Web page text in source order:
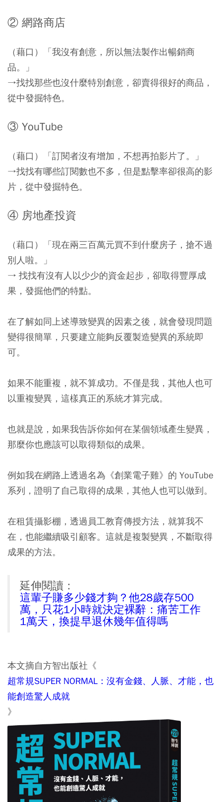
② 網路商店
（藉口）「我沒有創意，所以無法製作出暢銷商
品。」
→找找那些也沒什麼特別創意，卻賣得很好的商品，
從中發掘特色。
③ YouTube
（藉口）「訂閱者沒有增加，不想再拍影片了。」
→找找有哪些訂閱數也不多，但是點擊率卻很高的影
片，從中發掘特色。
④ 房地產投資
（藉口）「現在兩三百萬元買不到什麼房子，搶不過
別人啦。」
→ 找找有沒有人以少少的資金起步，卻取得豐厚成
果，發掘他們的特點。
在了解如同上述導致變異的因素之後，就會發現問題
變得很簡單，只要建立能夠反覆製造變異的系統即
可。
如果不能重複，就不算成功。不僅是我，其他人也可
以重複變異，這樣真正的系統才算完成。
也就是說，如果我告訴你如何在某個領域產生變異，
那麼你也應該可以取得類似的成果。
例如我在網路上透過名為《創業電子雞》的 YouTube
系列，證明了自己取得的成果，其他人也可以做到。
在租賃攝影棚，透過員工教育傳授方法，就算我不
在，也能繼續吸引顧客。這就是複製變異，不斷取得
成果的方法。
延伸閱讀：
這輩子賺多少錢才夠？他28歲存500
萬，只花1小時就決定裸辭：痛苦工作
1萬天，換提早退休幾年值得嗎
本文摘自方智出版社《
超常規SUPER NORMAL：沒有金錢、人脈、才能，也
能創造驚人成就
》